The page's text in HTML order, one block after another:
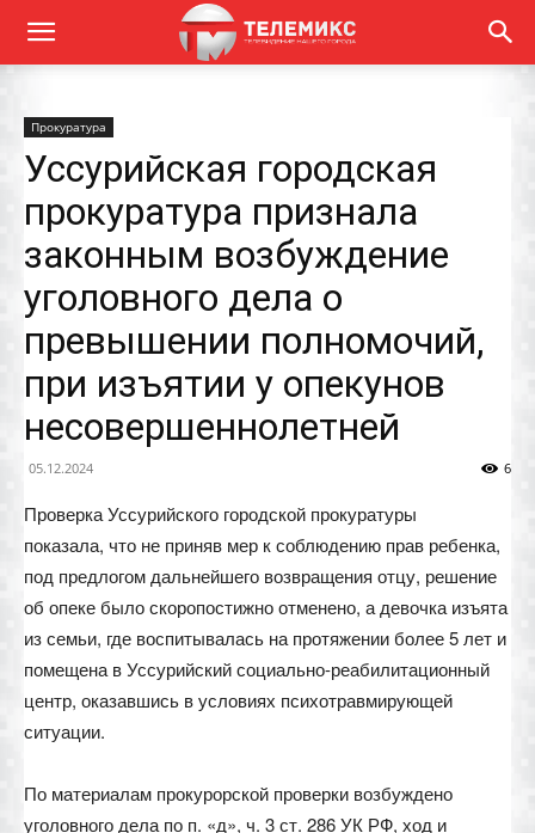
Прокуратура
Уссурийская городская
прокуратура признала
законным возбуждение
уголовного дела о
превышении полномочий,
при изъятии у опекунов
несовершеннолетней
05.12.2024 6
Проверка Уссурийского городской прокуратуры
показала, что не приняв мер к соблюдению прав ребенка,
под предлогом дальнейшего возвращения отцу, решение
об опеке было скоропостижно отменено, а девочка изъята
из семьи, где воспитывалась на протяжении более 5 лет и
помещена в Уссурийский социально-реабилитационный
центр, оказавшись в условиях психотравмирующей
ситуации.
По материалам прокурорской проверки возбуждено
уголовного дела по п. «д», ч. 3 ст. 286 УК РФ, ход и